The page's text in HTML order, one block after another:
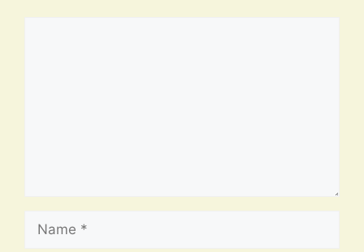
Name